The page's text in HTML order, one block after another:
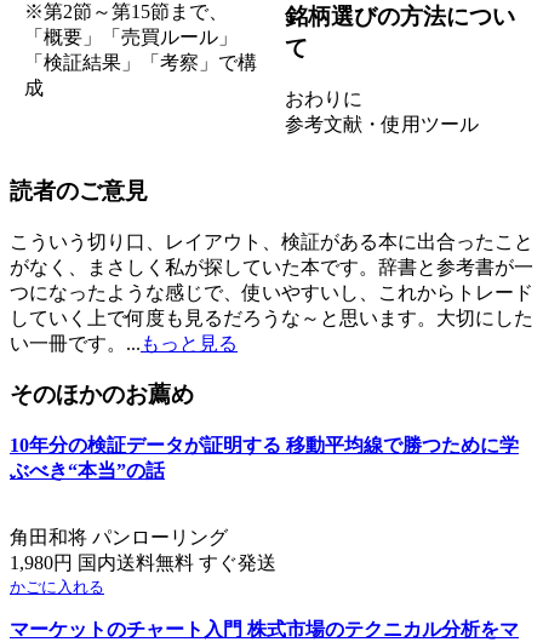
※第2節～第15節まで、
「概要」「売買ルール」
「検証結果」「考察」で構
成
銘柄選びの方法につい
て
おわりに
参考文献・使用ツール
読者のご意見
こういう切り口、レイアウト、検証がある本に出合ったこと
がなく、まさしく私が探していた本です。辞書と参考書が一
つになったような感じで、使いやすいし、これからトレード
していく上で何度も見るだろうな～と思います。大切にした
い一冊です。... もっと見る
そのほかのお薦め
10年分の検証データが証明する 移動平均線で勝つために学
ぶべき“本当”の話
角田和将 パンローリング
1,980円 国内送料無料 すぐ発送
かごに入れる
マーケットのチャート入門 株式市場のテクニカル分析をマ